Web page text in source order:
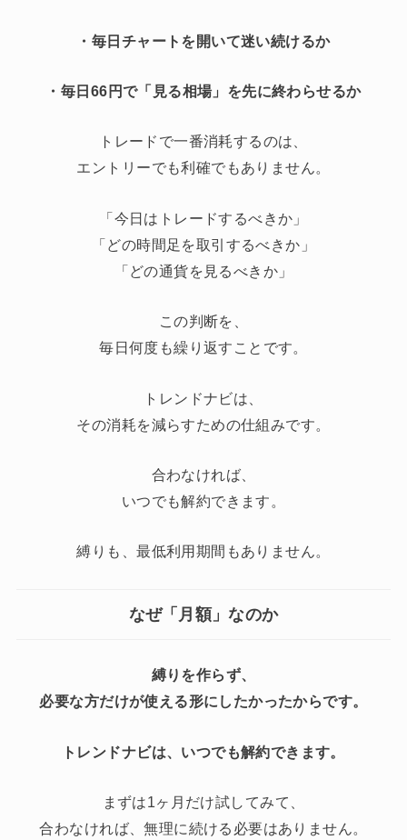
・毎日チャートを開いて迷い続けるか
・毎日66円で「見る相場」を先に終わらせるか
トレードで一番消耗するのは、
エントリーでも利確でもありません。
「今日はトレードするべきか」
「どの時間足を取引するべきか」
「どの通貨を見るべきか」
この判断を、
毎日何度も繰り返すことです。
トレンドナビは、
その消耗を減らすための仕組みです。
合わなければ、
いつでも解約できます。
縛りも、最低利用期間もありません。
なぜ「月額」なのか
縛りを作らず、
必要な方だけが使える形にしたかったからです。
トレンドナビは、いつでも解約できます。
まずは1ヶ月だけ試してみて、
合わなければ、無理に続ける必要はありません。